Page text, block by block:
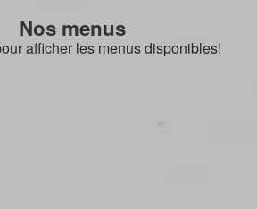
Nos menus
afficher les menus disponibles!